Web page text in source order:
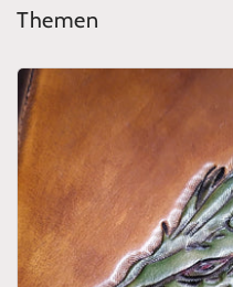
Themen